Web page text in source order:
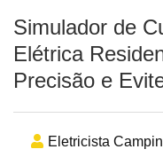
Simulador de
Elétrica
Precisão e
Eletricista